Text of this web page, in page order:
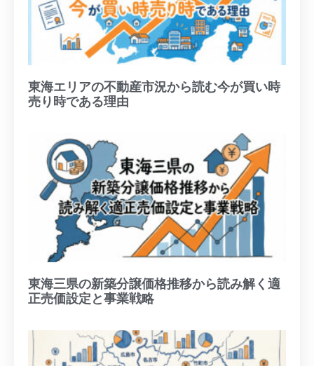
東海エリアの不動産市況から読む今が買い時
売り時である理由
東海三県の新築分譲価格推移から読み解く適
正売価設定と事業戦略